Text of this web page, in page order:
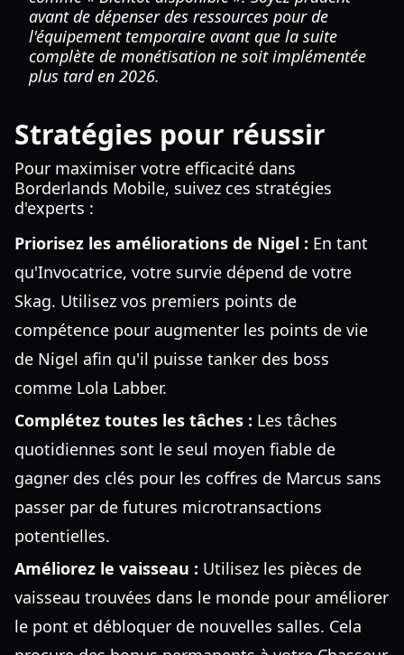
avant de dépenser des ressources pour de
l'équipement temporaire avant que la suite
complète de monétisation ne soit implémentée
plus tard en 2026.
Stratégies pour réussir
Pour maximiser votre efficacité dans
Borderlands Mobile, suivez ces stratégies
d'experts :
Priorisez les améliorations de Nigel : En tant
qu'Invocatrice, votre survie dépend de votre
Skag. Utilisez vos premiers points de
compétence pour augmenter les points de vie
de Nigel afin qu'il puisse tanker des boss
comme Lola Labber.
Complétez toutes les tâches : Les tâches
quotidiennes sont le seul moyen fiable de
gagner des clés pour les coffres de Marcus sans
passer par de futures microtransactions
potentielles.
Améliorez le vaisseau : Utilisez les pièces de
vaisseau trouvées dans le monde pour améliorer
le pont et débloquer de nouvelles salles. Cela